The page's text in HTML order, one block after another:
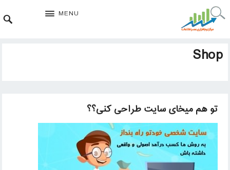
MENU
Shop
تو هم میخای سایت طراحی کنی؟؟